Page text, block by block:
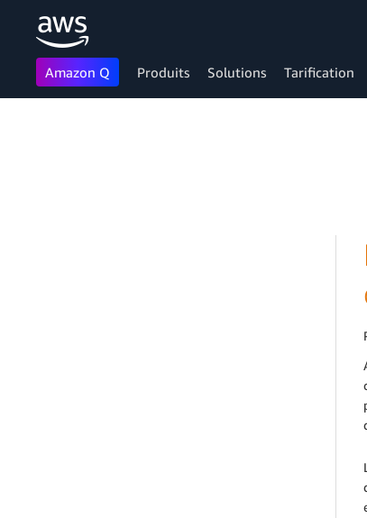
Amazon Q Produits Solutions Tarification